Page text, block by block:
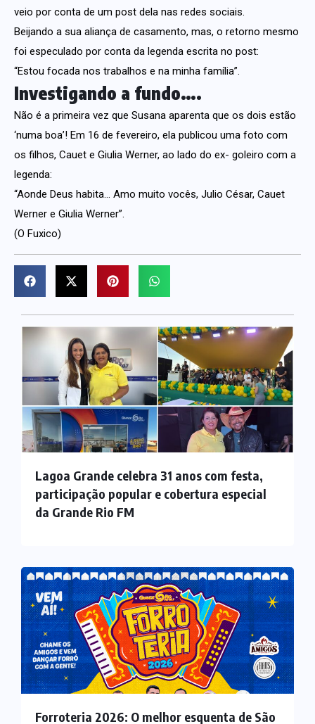
veio por conta de um post dela nas redes sociais.
Beijando a sua aliança de casamento, mas, o retorno mesmo
foi especulado por conta da legenda escrita no post:
“Estou focada nos trabalhos e na minha família”.
Investigando a fundo….
Não é a primeira vez que Susana aparenta que os dois estão
‘numa boa’! Em 16 de fevereiro, ela publicou uma foto com
os filhos, Cauet e Giulia Werner, ao lado do ex- goleiro com a
legenda:
“Aonde Deus habita… Amo muito vocês, Julio César, Cauet
Werner e Giulia Werner”.
(O Fuxico)
Lagoa Grande celebra 31 anos com festa,
participação popular e cobertura especial
da Grande Rio FM
Forroteria 2026: O melhor esquenta de São